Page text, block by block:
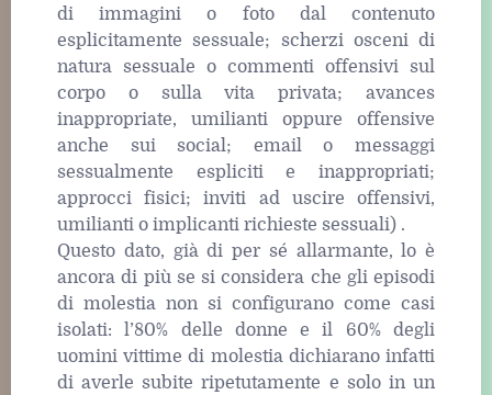
di immagini o foto dal contenuto
esplicitamente sessuale; scherzi osceni di
natura sessuale o commenti offensivi sul
corpo o sulla vita privata; avances
inappropriate, umilianti oppure offensive
anche sui social; email o messaggi
sessualmente espliciti e inappropriati;
approcci fisici; inviti ad uscire offensivi,
umilianti o implicanti richieste sessuali) .
Questo dato, già di per sé allarmante, lo è
ancora di più se si considera che gli episodi
di molestia non si configurano come casi
isolati: l’80% delle donne e il 60% degli
uomini vittime di molestia dichiarano infatti
di averle subite ripetutamente e solo in un